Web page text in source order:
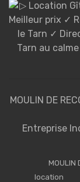
MOULIN DE
Entreprise
location